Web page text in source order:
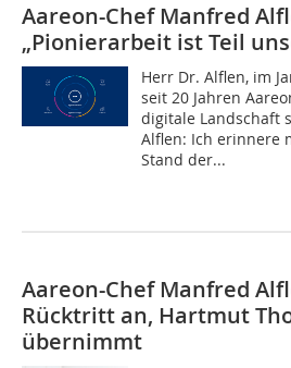
Aareon-Chef Manfred
„Pionierarbeit ist Teil
Herr Dr. Alflen, im
seit 20 Jahren
digitale Landschaft
Alflen: Ich erinnere
Stand der...
Aareon-Chef Manfred
Rücktritt an, Hartmut
übernimmt